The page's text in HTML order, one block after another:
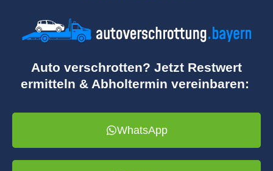
Auto verschrotten? Jetzt Restwert
ermitteln & Abholtermin vereinbaren:
WhatsApp